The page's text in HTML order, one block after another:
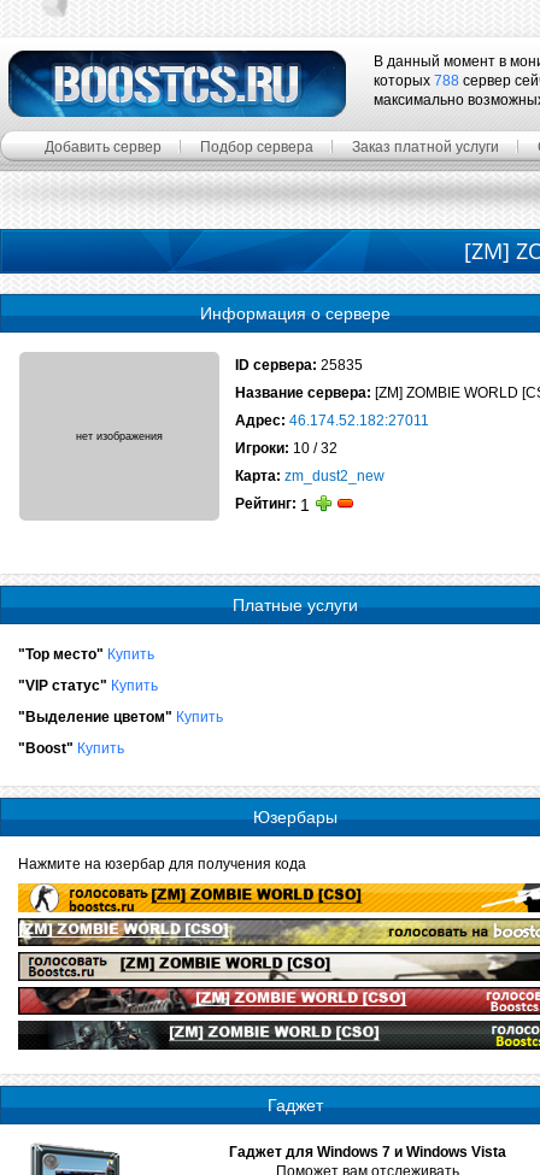
В данный момент в
которых 788 сервер
максимально
Добавить сервер Подбор сервера Заказ платной услуги
[ZM]
Информация о сервере
ID сервера: 25835
Название сервера: [ZM] ZOMBIE WORLD
Адрес: 46.174.52.182:27011
Игроки: 10 / 32
Карта: zm_dust2_new
Рейтинг: 1
Платные услуги
"Top место" Купить
"VIP статус" Купить
"Выделение цветом" Купить
"Boost" Купить
Юзербары
Нажмите на юзербар для получения кода
Гаджет
Гаджет для Windows 7 и Windows Vista
Поможет вам отслеживать